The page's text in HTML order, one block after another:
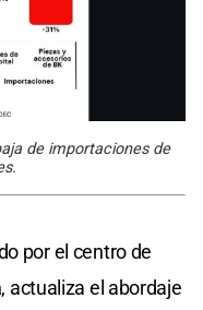
de importaciones de
por el centro de
, actualiza el abordaje